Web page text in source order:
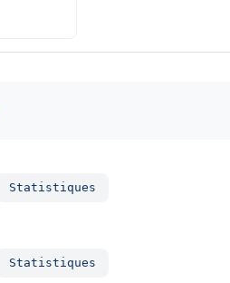
Statistiques
Statistiques